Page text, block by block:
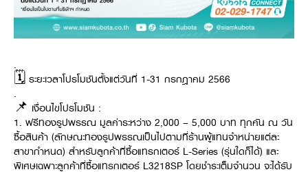
.
🗓 ระยะเวลาโปรโมชันตั้งแต่วันที่ 1-31 กรกฎาคม 2566
.
📌 เงื่อนไขโปรโมชัน :
1. ฟรีทองรูปพรรณ มูลค่าระหว่าง 2,000 – 5,000 บาท ทุกคัน ณ วัน
ซื้อสินค้า (ลักษณะทองรูปพรรณเป็นไปตามที่ร้านผู้แทนจำหน่ายแต่ละ
สาขากำหนด) สำหรับลูกค้าที่ซื้อแทรกเตอร์ L-Series (รุ่นใดก็ได้) และ
พิเศษเฉพาะลูกค้าที่ซื้อแทรกเตอร์ L3218SP โดยชำระเต็มจำนวน จะได้รับ